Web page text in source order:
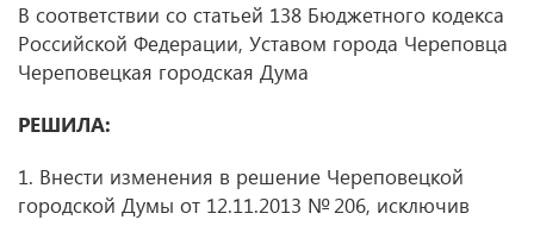
В соответствии со статьей 138 Бюджетного кодекса
Российской Федерации, Уставом города Череповца
Череповецкая городская Дума
РЕШИЛА:
1. Внести изменения в решение Череповецкой
городской Думы от 12.11.2013 № 206, исключив